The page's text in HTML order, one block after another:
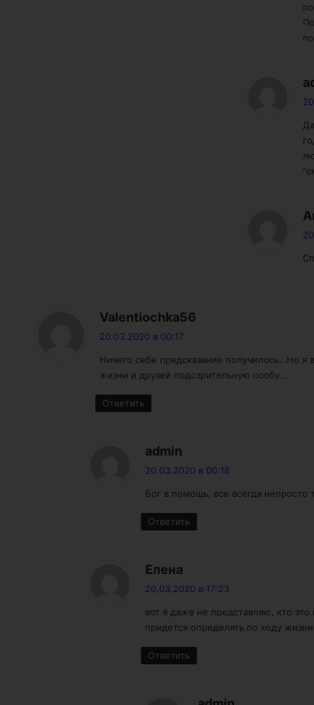
Valentiochka56
20.03.2020 в 00:17
Ничего себе предсказание получилось…Но я
жизни и друзей подозрительную особу…
Ответить
admin
20.03.2020 в 00:18
Бог в помощь, все всегда непросто
Ответить
Елена
20.03.2020 в 17:23
вот я даже не представляю, кто
придется определять по ходу
Ответить